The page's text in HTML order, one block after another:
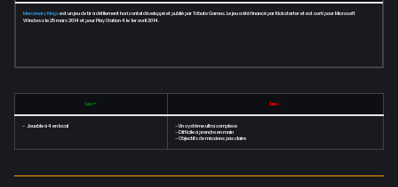
Mercenary Kingsest un jeu de tir à défilement horizontal développé et publié par Tribute Games. Le jeu a été financé par Kickstarter et est sorti pour Microsoft
Windows le 25 mars 2014 et pour PlayStation 4 le 1er avril 2014.
Les + Les -
- Jouable à 4 en local
- Un système ultra complexe
- Difficile à prendre en main
- Objectifs de missions pas claire